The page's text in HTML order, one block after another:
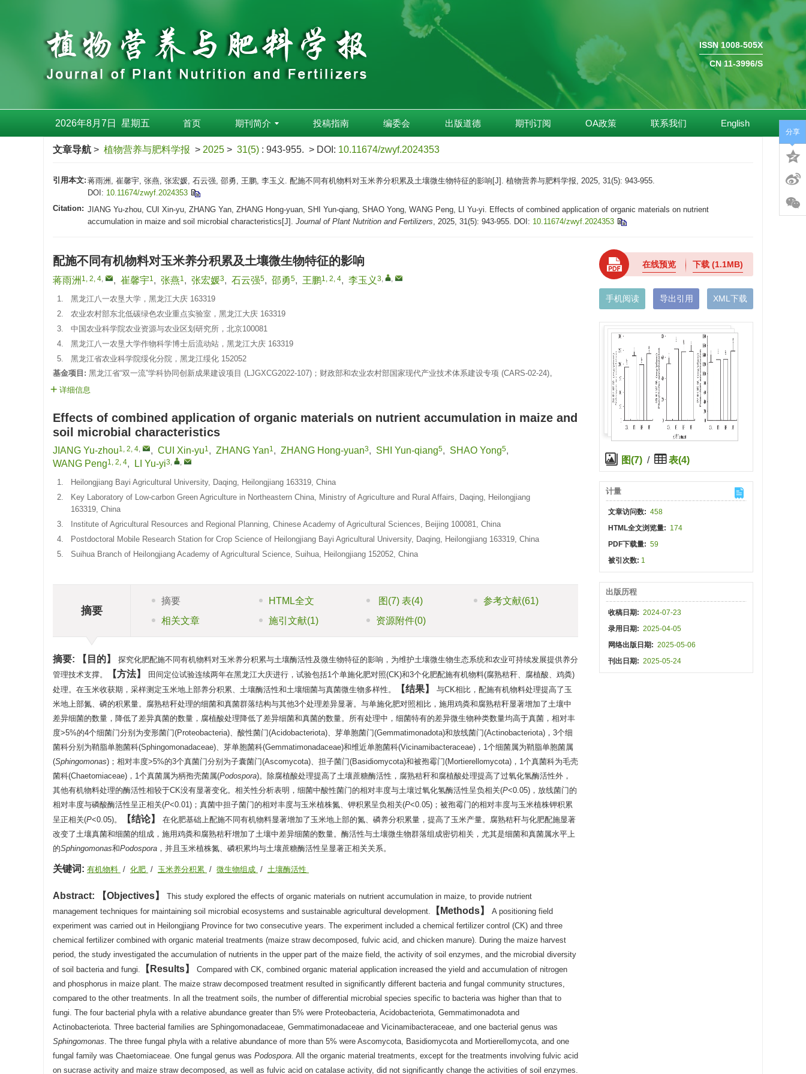
ISSN 1008-505X
CN 11-3996/S
2026年8月7日 星期五 首页 期刊简介 投稿指南 编委会 出版道德 期刊订阅 OA政策 联系我们 English
文章导航 > 植物营养与肥料学报 > 2025 > 31(5) : 943-955. > DOI: 10.11674/zwyf.2024353
引用本文: 蒋雨洲, 崔馨宇, 张燕, 张宏媛, 石云强, 邵勇, 王鹏, 李玉义. 配施不同有机物料对玉米养分积累及土壤微生物特征的影响[J]. 植物营养与肥料学报, 2025, 31(5): 943-955.
DOI: 10.11674/zwyf.2024353
Citation: JIANG Yu-zhou, CUI Xin-yu, ZHANG Yan, ZHANG Hong-yuan, SHI Yun-qiang, SHAO Yong, WANG Peng, LI Yu-yi. Effects of combined application of organic materials on nutrient
accumulation in maize and soil microbial characteristics[J]. Journal of Plant Nutrition and Fertilizers, 2025, 31(5): 943-955. DOI: 10.11674/zwyf.2024353
配施不同有机物料对玉米养分积累及土壤微生物特征的影响
蒋雨洲 1, 2, 4, , 崔馨宇1, 张燕1, 张宏媛3, 石云强5, 邵勇5, 王鹏1, 2, 4, 李玉义 3, ,
1.
黑龙江八一农垦大学，黑龙江大庆 163319
2.
农业农村部东北低碳绿色农业重点实验室，黑龙江大庆 163319
3.
中国农业科学院农业资源与农业区划研究所，北京100081
4.
黑龙江八一农垦大学作物科学博士后流动站，黑龙江大庆 163319
5.
黑龙江省农业科学院绥化分院，黑龙江绥化 152052
基金项目: 黑龙江省“双一流”学科协同创新成果建设项目 (LJGXCG2022-107)；财政部和农业农村部国家现代产业技术体系建设专项 (CARS-02-24)。
详细信息
Effects of combined application of organic materials on nutrient accumulation in maize and
soil microbial characteristics
JIANG Yu-zhou1, 2, 4, , CUI Xin-yu1, ZHANG Yan1, ZHANG Hong-yuan3, SHI Yun-qiang5, SHAO Yong5,
WANG Peng1, 2, 4, LI Yu-yi3, ,
1.
Heilongjiang Bayi Agricultural University, Daqing, Heilongjiang 163319, China
2.
Key Laboratory of Low-carbon Green Agriculture in Northeastern China, Ministry of Agriculture and Rural Affairs, Daqing, Heilongjiang
163319, China
3.
Institute of Agricultural Resources and Regional Planning, Chinese Academy of Agricultural Sciences, Beijing 100081, China
4.
Postdoctoral Mobile Research Station for Crop Science of Heilongjiang Bayi Agricultural University, Daqing, Heilongjiang 163319, China
5.
Suihua Branch of Heilongjiang Academy of Agricultural Science, Suihua, Heilongjiang 152052, China
摘要
摘要 HTML全文 图 (7) 表(4) 参考文献(61)
相关文章
施引文献(1) 资源附件(0)
摘要: 目的
探究化肥配施不同有机物料对玉米养分积累与土壤酶活性及微生物特征的影响，为维护土壤微生物生态系统和农业可持续发展提供养分
管理技术支撑。
方法
田间定位试验连续两年在黑龙江大庆进行，试验包括1个单施化肥对照(CK)和3个化肥配施有机物料(腐熟秸秆、腐植酸、鸡粪)
处理。在玉米收获期，采样测定玉米地上部养分积累、土壤酶活性和土壤细菌与真菌微生物多样性。
结果
与CK相比，配施有机物料处理提高了玉
米地上部氮、磷的积累量。腐熟秸秆处理的细菌和真菌群落结构与其他3个处理差异显著。与单施化肥对照相比，施用鸡粪和腐熟秸秆显著增加了土壤中
差异细菌的数量，降低了差异真菌的数量，腐植酸处理降低了差异细菌和真菌的数量。所有处理中，细菌特有的差异微生物种类数量均高于真菌，相对丰
度>5%的4个细菌门分别为变形菌门(Proteobacteria)、酸性菌门(Acidobacteriota)、芽单胞菌门(Gemmatimonadota)和放线菌门(Actinobacteriota)，3个细
菌科分别为鞘脂单胞菌科(Sphingomonadaceae)、芽单胞菌科(Gemmatimonadaceae)和维近单胞菌科(Vicinamibacteraceae)，1个细菌属为鞘脂单胞菌属
(Sphingomonas)；相对丰度>5%的3个真菌门分别为子囊菌门(Ascomycota)、担子菌门(Basidiomycota)和被孢霉门(Mortierellomycota)，1个真菌科为毛壳
菌科(Chaetomiaceae)，1个真菌属为柄孢壳菌属(Podospora)。除腐植酸处理提高了土壤蔗糖酶活性，腐熟秸秆和腐植酸处理提高了过氧化氢酶活性外，
其他有机物料处理的酶活性相较于CK没有显著变化。相关性分析表明，细菌中酸性菌门的相对丰度与土壤过氧化氢酶活性呈负相关(P<0.05)，放线菌门的
相对丰度与磷酸酶活性呈正相关(P<0.01)；真菌中担子菌门的相对丰度与玉米植株氮、钾积累呈负相关(P<0.05)；被孢霉门的相对丰度与玉米植株钾积累
呈正相关(P<0.05)。 结论
在化肥基础上配施不同有机物料显著增加了玉米地上部的氮、磷养分积累量，提高了玉米产量。腐熟秸秆与化肥配施显著
改变了土壤真菌和细菌的组成，施用鸡粪和腐熟秸秆增加了土壤中差异细菌的数量。酶活性与土壤微生物群落组成密切相关，尤其是细菌和真菌属水平上
的Sphingomonas和Podospora ，并且玉米植株氮、磷积累均与土壤蔗糖酶活性呈显著正相关关系。
关键词: 有机物料 / 化肥 / 玉米养分积累 / 微生物组成 / 土壤酶活性
Abstract: Objectives
This study explored the effects of organic materials on nutrient accumulation in maize, to provide nutrient
management techniques for maintaining soil microbial ecosystems and sustainable agricultural development.
Methods
A positioning field
experiment was carried out in Heilongjiang Province for two consecutive years. The experiment included a chemical fertilizer control (CK) and three
chemical fertilizer combined with organic material treatments (maize straw decomposed, fulvic acid, and chicken manure). During the maize harvest
period, the study investigated the accumulation of nutrients in the upper part of the maize field, the activity of soil enzymes, and the microbial diversity
of soil bacteria and fungi.
Results
Compared with CK, combined organic material application increased the yield and accumulation of nitrogen
and phosphorus in maize plant. The maize straw decomposed treatment resulted in significantly different bacteria and fungal community structures,
compared to the other treatments. In all the treatment soils, the number of differential microbial species specific to bacteria was higher than that to
fungi. The four bacterial phyla with a relative abundance greater than 5% were Proteobacteria, Acidobacteriota, Gemmatimonadota and
Actinobacteriota. Three bacterial families are Sphingomonadaceae, Gemmatimonadaceae and Vicinamibacteraceae, and one bacterial genus was
Sphingomonas. The three fungal phyla with a relative abundance of more than 5% were Ascomycota, Basidiomycota and Mortierellomycota, and one
fungal family was Chaetomiaceae. One fungal genus was Podospora. All the organic material treatments, except for the treatments involving fulvic acid
on sucrase activity and maize straw decomposed, as well as fulvic acid on catalase activity, did not significantly change the activities of soil enzymes.
在线预览 下载(1.1MB)
手机阅读 导出引用 XML下载
图(7) / 表(4)
计量
文章访问数: 458
HTML全文浏览量: 174
PDF下载量: 59
被引次数: 1
出版历程
收稿日期: 2024-07-23
录用日期: 2025-04-05
网络出版日期: 2025-05-06
刊出日期: 2025-05-24
分享